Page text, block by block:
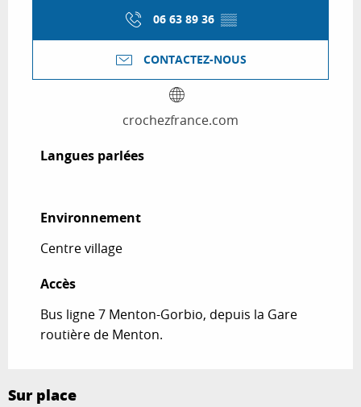
06 63 89 36 ▒▒
CONTACTEZ-NOUS
crochezfrance.com
Langues parlées
Langues parlées
Environnement
Environnement
Centre village
Accès
Accès
Bus ligne 7 Menton-Gorbio, depuis la Gare
routière de Menton.
Sur place